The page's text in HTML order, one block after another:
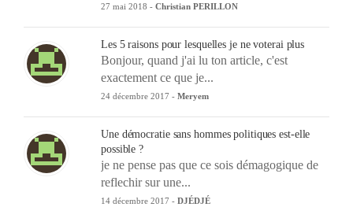
27 mai 2018 - Christian PERILLON
Les 5 raisons pour lesquelles je ne voterai plus
Bonjour, quand j'ai lu ton article, c'est
exactement ce que je...
24 décembre 2017 - Meryem
Une démocratie sans hommes politiques est-elle
possible ?
je ne pense pas que ce sois démagogique de
reflechir sur une...
14 décembre 2017 - DJÉDJÉ